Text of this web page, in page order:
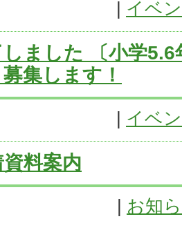
イベ
ました 〔小学5.6
集します！
イベ
料案内
お知